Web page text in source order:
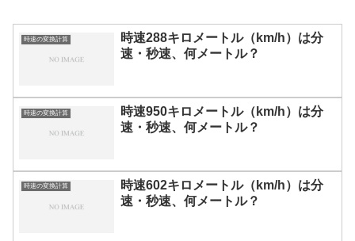
時速の変換計算
時速288キロメートル（km/h）は分
速・秒速、何メートル？
時速の変換計算
時速950キロメートル（km/h）は分
速・秒速、何メートル？
時速の変換計算
時速602キロメートル（km/h）は分
速・秒速、何メートル？